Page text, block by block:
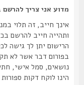
מדוע אני צריך להרשם
אינך חייב, זה תלוי
ותהייה חייב להרשם בכדי
הרישום יתן לך גישה
בפורום דבר אשר לא תקבל
נושאים, סמל אישי,
הינו לוקח דקות ספורות